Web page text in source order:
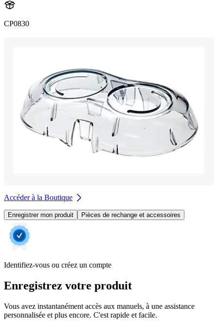
CP0830
Accéder à la Boutique
Enregistrer mon produit Pièces de rechange et accessoires
Identifiez-vous ou créez un compte
Enregistrez votre produit
Vous avez instantanément accès aux manuels, à une assistance
personnalisée et plus encore. C'est rapide et facile.